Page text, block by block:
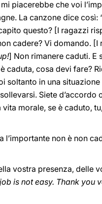
piacerebbe che voi
La canzone dice così:
questo? [I ragazzi
cadere? Vi domando.
] Non rimanere caduti. E
caduta, cosa devi fare?
soltanto in una
Siete
vita morale, se è caduto,
non è non
vostra presenza, delle
is not easy. Thank you